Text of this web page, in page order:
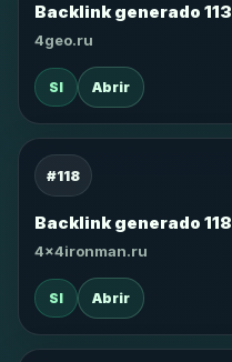
Backlink generado 113
4geo.ru
SI Abrir
#118
Backlink generado 118
4x4ironman.ru
SI Abrir